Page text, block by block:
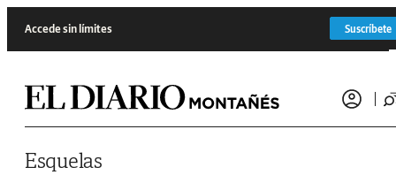
Accede sin límites Suscríbete
Esquelas